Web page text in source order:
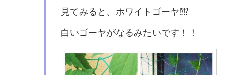
見てみると、ホワイトゴーヤ⁉︎⁉︎
白いゴーヤがなるみたいです！！